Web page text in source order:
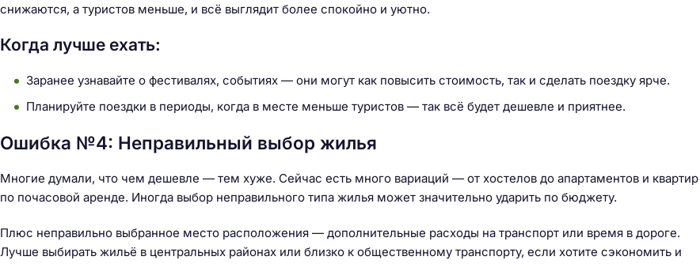
снижаются, а туристов меньше, и всё выглядит более спокойно и уютно.
Когда лучше ехать:
Заранее узнавайте о фестивалях, событиях — они могут как повысить стоимость, так и сделать поездку ярче.
Планируйте поездки в периоды, когда в месте меньше туристов — так всё будет дешевле и приятнее.
Ошибка №4: Неправильный выбор жилья
Многие думали, что чем дешевле — тем хуже. Сейчас есть много вариаций — от хостелов до апартаментов и квартир
по почасовой аренде. Иногда выбор неправильного типа жилья может значительно ударить по бюджету.
Плюс неправильно выбранное место расположения — дополнительные расходы на транспорт или время в дороге.
Лучше выбирать жильё в центральных районах или близко к общественному транспорту, если хотите сэкономить и